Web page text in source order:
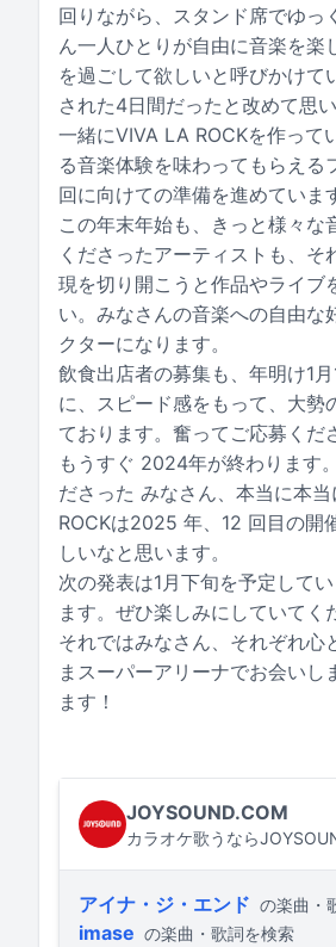
回りながら、スタンド席でゆっ
ん一人ひとりが自由に音楽を楽
を過ごして欲しいと呼びかけ
された4日間だったと改めて思
一緒にVIVA LA ROCKを作って
る音楽体験を味わってもらえ
回に向けての準備を進めていま
この年末年始も、きっと様々
くださったアーティストも、
現を切り開こうと作品やライブ
い。みなさんの音楽への自由な
クターになります。
飲食出店者の募集も、年明け1
に、スピード感をもって、大勢
ております。奮ってご応募くだ
もうすぐ 2024年が終わります
ださった みなさん、本当に本
ROCKは2025 年、12 回目の開
しいなと思います。
次の発表は1月下旬を予定して
ます。ぜひ楽しみにしていてく
それではみなさん、それぞれ
まスーパーアリーナでお会い
ます！
JOYSOUND.COM
カラオケ歌うなら
アイナ・ジ・エンド の楽曲・
imase の楽曲・歌詞を検索